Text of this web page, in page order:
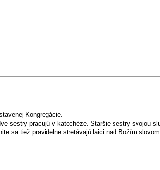
Kongregácie.
sestry pracujú v katechéze. Staršie sestry svojou
sa tiež pravidelne stretávajú laici nad Božím